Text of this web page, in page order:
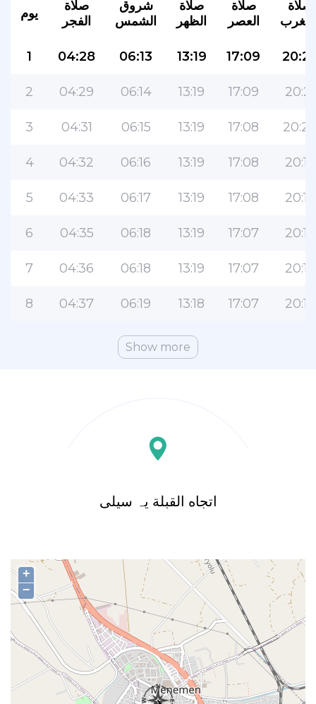
يوم
صلاة
الفجر
شروق
الشمس
صلاة
الظهر
صلاة
العصر
صلاة
1 04:28 06:13 13:19 17:09
2 04:29 06:14 13:19 17:09 20:21
3 04:31 06:15 13:19 17:08
4 04:32 06:16 13:19 17:08 20:19
5 04:33 06:17 13:19 17:08 20:18
6 04:35 06:18 13:19 17:07 20:17
7 04:36 06:18 13:19 17:07 20:16
8 04:37 06:19 13:18 17:07 20:15
Show more
اتجاه القبلة یہ سیلی
+
−